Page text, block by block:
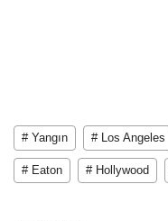
# Yangın # Los Angeles
# Eaton # Hollywood